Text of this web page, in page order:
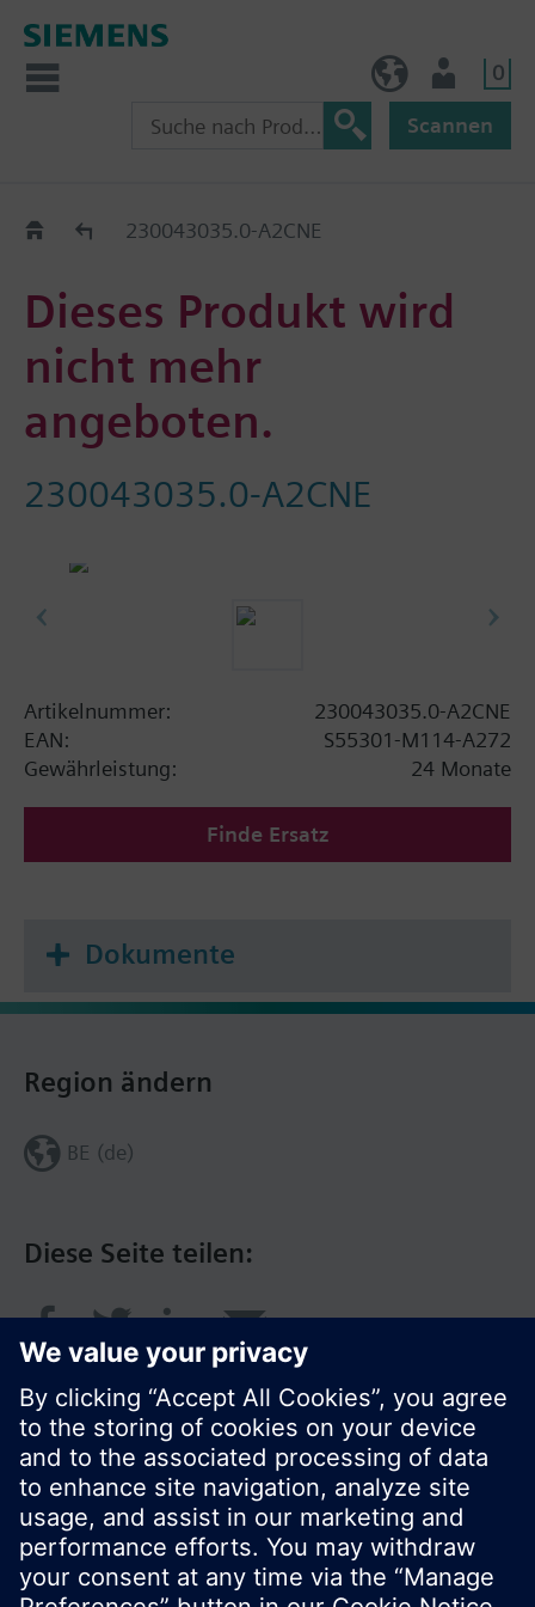
0
Scannen
Austauschhilfe
230043035.0-A2CNE
Dieses Produkt wird
nicht mehr
angeboten.
230043035.0-A2CNE
Artikelnummer:
230043035.0-A2CNE
EAN:
S55301-M114-A272
Gewährleistung:
24 Monate
Finde Ersatz
Dokumente
Diese Seite teilen:
Region ändern
BE (de)
© Siemens Schweiz AG 2017